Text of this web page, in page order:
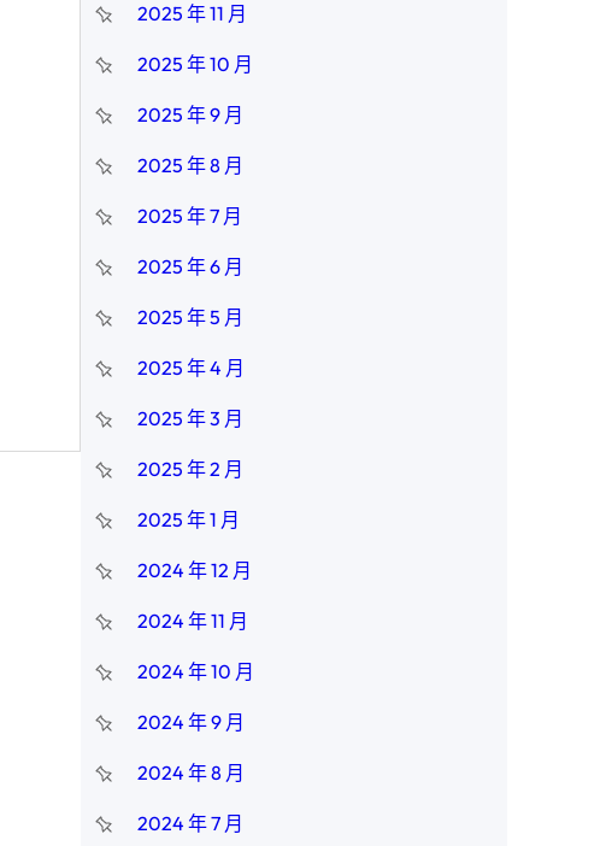
2025 年 11 月
2025 年 10 月
2025 年 9 月
2025 年 8 月
2025 年 7 月
2025 年 6 月
2025 年 5 月
2025 年 4 月
2025 年 3 月
2025 年 2 月
2025 年 1 月
2024 年 12 月
2024 年 11 月
2024 年 10 月
2024 年 9 月
2024 年 8 月
2024 年 7 月